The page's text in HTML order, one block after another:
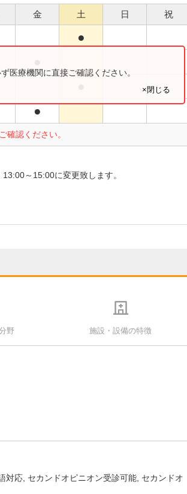
金 土 日 祝
●
●
確認ください。
医療機関に直接ご確認ください。
×閉じる
～15:00に変更致します。
野 施設・設備の特徴
対応 セカンドオピニオン受診可能 セカンドオ